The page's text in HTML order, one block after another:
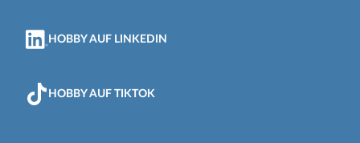
HOBBY AUF LINKEDIN
HOBBY AUF TIKTOK